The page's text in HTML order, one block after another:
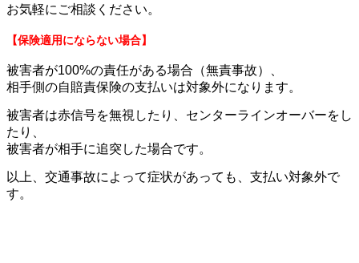
お気軽にご相談ください。
【保険適用にならない場合】
被害者が100%の責任がある場合（無責事故）、
相手側の自賠責保険の支払いは対象外になります。
被害者は赤信号を無視したり、センターラインオーバーをし
たり、
被害者が相手に追突した場合です。
以上、交通事故によって症状があっても、支払い対象外で
す。